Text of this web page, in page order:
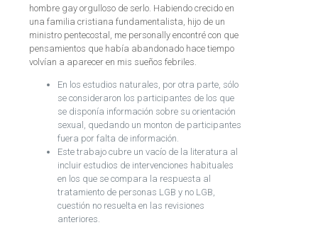
hombre gay orgulloso de serlo. Habiendo crecido en
una familia cristiana fundamentalista, hijo de un
ministro pentecostal, me personally encontré con que
pensamientos que había abandonado hace tiempo
volvían a aparecer en mis sueños febriles.
En los estudios naturales, por otra parte, sólo
se consideraron los participantes de los que
se disponía información sobre su orientación
sexual, quedando un monton de participantes
fuera por falta de información.
Este trabajo cubre un vacío de la literatura al
incluir estudios de intervenciones habituales
en los que se compara la respuesta al
tratamiento de personas LGB y no LGB,
cuestión no resuelta en las revisiones
anteriores.